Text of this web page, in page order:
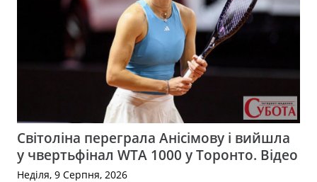
Світоліна переграла Анісімову і вийшла
у чвертьфінал WTA 1000 у Торонто. Відео
Неділя, 9 Серпня, 2026